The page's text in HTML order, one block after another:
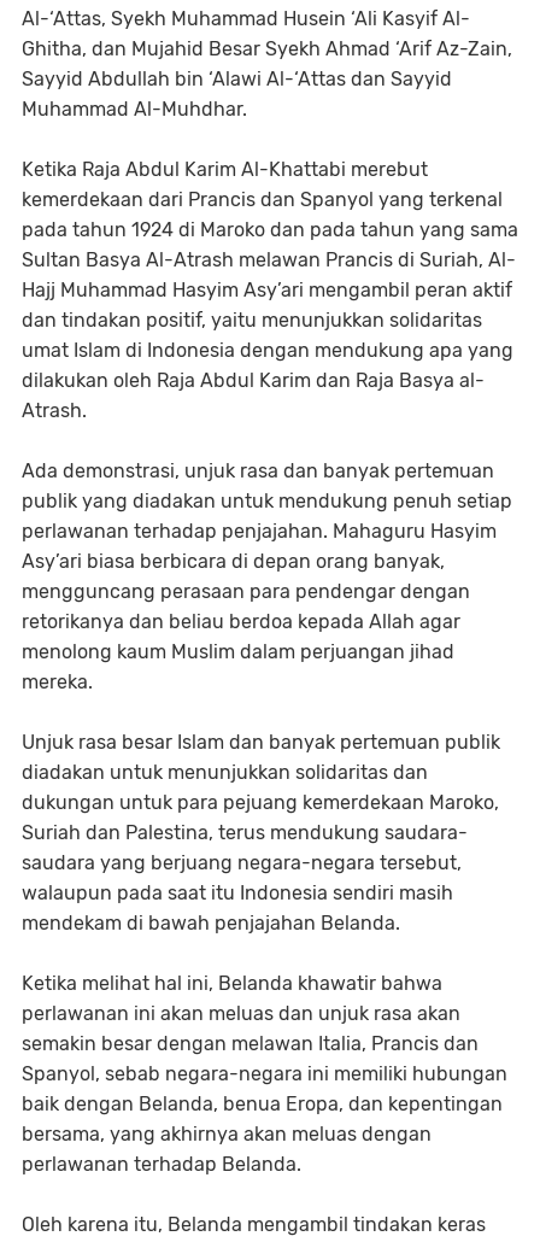
Al-‘Attas, Syekh Muhammad Husein ‘Ali Kasyif Al-
Ghitha, dan Mujahid Besar Syekh Ahmad ‘Arif Az-Zain,
Sayyid Abdullah bin ‘Alawi Al-‘Attas dan Sayyid
Muhammad Al-Muhdhar.
Ketika Raja Abdul Karim Al-Khattabi merebut
kemerdekaan dari Prancis dan Spanyol yang terkenal
pada tahun 1924 di Maroko dan pada tahun yang sama
Sultan Basya Al-Atrash melawan Prancis di Suriah, Al-
Hajj Muhammad Hasyim Asy’ari mengambil peran aktif
dan tindakan positif, yaitu menunjukkan solidaritas
umat Islam di Indonesia dengan mendukung apa yang
dilakukan oleh Raja Abdul Karim dan Raja Basya al-
Atrash.
Ada demonstrasi, unjuk rasa dan banyak pertemuan
publik yang diadakan untuk mendukung penuh setiap
perlawanan terhadap penjajahan. Mahaguru Hasyim
Asy’ari biasa berbicara di depan orang banyak,
mengguncang perasaan para pendengar dengan
retorikanya dan beliau berdoa kepada Allah agar
menolong kaum Muslim dalam perjuangan jihad
mereka.
Unjuk rasa besar Islam dan banyak pertemuan publik
diadakan untuk menunjukkan solidaritas dan
dukungan untuk para pejuang kemerdekaan Maroko,
Suriah dan Palestina, terus mendukung saudara-
saudara yang berjuang negara-negara tersebut,
walaupun pada saat itu Indonesia sendiri masih
mendekam di bawah penjajahan Belanda.
Ketika melihat hal ini, Belanda khawatir bahwa
perlawanan ini akan meluas dan unjuk rasa akan
semakin besar dengan melawan Italia, Prancis dan
Spanyol, sebab negara-negara ini memiliki hubungan
baik dengan Belanda, benua Eropa, dan kepentingan
bersama, yang akhirnya akan meluas dengan
perlawanan terhadap Belanda.
Oleh karena itu, Belanda mengambil tindakan keras